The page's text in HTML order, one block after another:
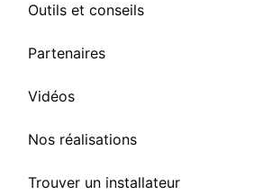
Outils et conseils
Partenaires
Vidéos
Nos réalisations
Trouver un installateur